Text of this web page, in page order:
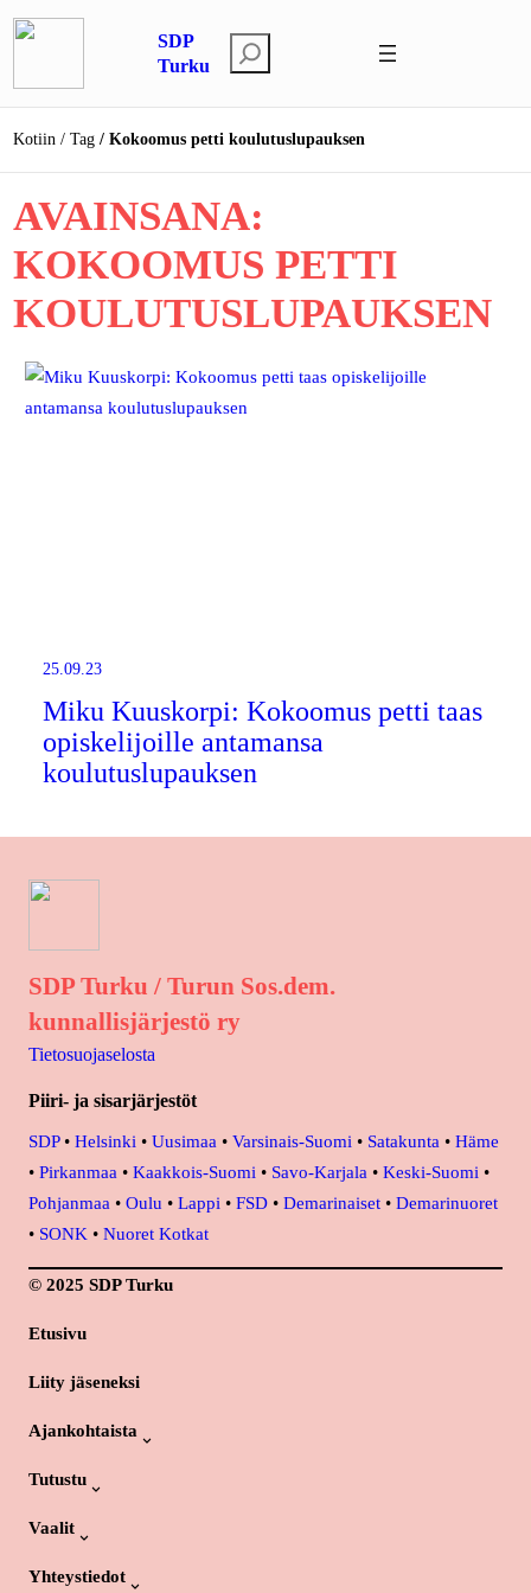
Siirry
sisältöön
SDP
Turku
t
s
i
Kotiin Tag Kokoomus petti koulutuslupauksen
AVAINSANA:
KOKOOMUS PETTI
KOULUTUSLUPAUKSEN
25.09.23
Miku Kuuskorpi: Kokoomus petti taas
opiskelijoille antamansa
koulutuslupauksen
SDP Turku / Turun Sos.dem.
kunnallisjärjestö ry
Tietosuojaselosta
Piiri- ja sisarjärjestöt
SDP• Helsinki • Uusimaa • Varsinais-Suomi • Satakunta • Häme
• Pirkanmaa • Kaakkois-Suomi • Savo-Karjala • Keski-Suomi •
Pohjanmaa • Oulu • Lappi • FSD • Demarinaiset • Demarinuoret
• SONK • Nuoret Kotkat
© 2025 SDP Turku
Etusivu
Liity jäseneksi
Ajankohtaista
Tutustu
Vaalit
Yhteystiedot